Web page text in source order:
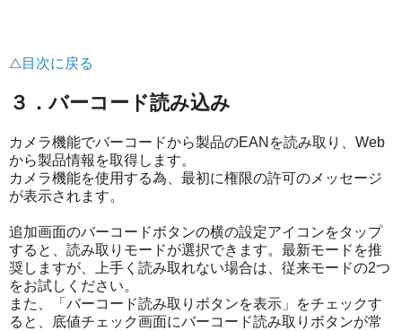
△目次に戻る
３．バーコード読み込み
カメラ機能でバーコードから製品のEANを読み取り、Web
から製品情報を取得します。
カメラ機能を使用する為、最初に権限の許可のメッセージ
が表示されます。
追加画面のバーコードボタンの横の設定アイコンをタップ
すると、読み取りモードが選択できます。最新モードを推
奨しますが、上手く読み取れない場合は、従来モードの2つ
をお試しください。
また、「バーコード読み取りボタンを表示」をチェックす
ると、底値チェック画面にバーコード読み取りボタンが常